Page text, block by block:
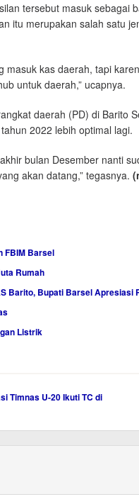
tersebut masuk sebagai
itu merupakan salah satu
masuk kas daerah, tapi
untuk daerah,” ucapnya.
daerah (PD) di Barito
2022 lebih optimal lagi.
bulan Desember nanti
akan datang,” tegasnya.
FBIM Barsel
Rumah
Barito, Bupati Barsel Apresiasi
Listrik
Timnas U-20 Ikuti TC di